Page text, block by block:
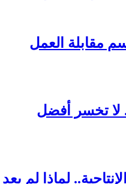
مقابلة العمل
لا تخسر أفضل
لماذا لم يعد